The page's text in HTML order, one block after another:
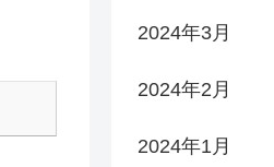
2024年3月
2024年2月
2024年1月